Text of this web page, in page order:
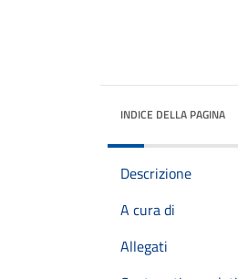
INDICE DELLA PAGINA
Descrizione
A cura di
Allegati